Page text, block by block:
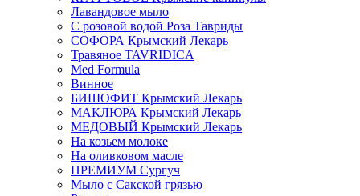
Лавандовое мыло
С розовой водой Роза Тавриды
СОФОРА Крымский Лекарь
Травяное TAVRIDICA
Med Formula
Винное
БИШОФИТ Крымский Лекарь
МАКЛЮРА Крымский Лекарь
МЕДОВЫЙ Крымский Лекарь
На козьем молоке
На оливковом масле
ПРЕМИУМ Сургуч
Мыло с Сакской грязью